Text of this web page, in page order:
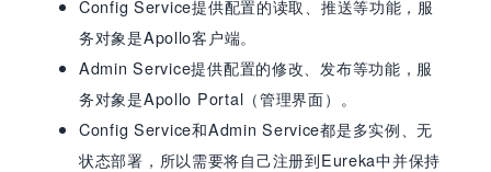
Config Service提供配置的读取、推送等功能，服
务对象是Apollo客户端。
Admin Service提供配置的修改、发布等功能，服
务对象是Apollo Portal（管理界面）。
Config Service和Admin Service都是多实例、无
状态部署，所以需要将自己注册到Eureka中并保持